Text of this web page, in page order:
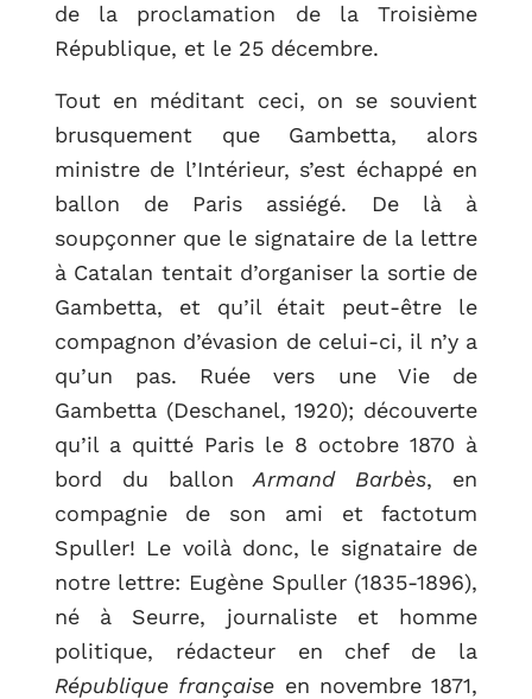
de la proclamation de la Troisième
République, et le 25 décembre.
Tout en méditant ceci, on se souvient
brusquement que Gambetta, alors
ministre de l’Intérieur, s’est échappé en
ballon de Paris assiégé. De là à
soupçonner que le signataire de la lettre
à Catalan tentait d’organiser la sortie de
Gambetta, et qu’il était peut-être le
compagnon d’évasion de celui-ci, il n’y a
qu’un pas. Ruée vers une Vie de
Gambetta (Deschanel, 1920); découverte
qu’il a quitté Paris le 8 octobre 1870 à
bord du ballonArmand Barbès, en
compagnie de son ami et factotum
Spuller! Le voilà donc, le signataire de
notre lettre: Eugène Spuller (1835-1896),
né à Seurre, journaliste et homme
politique, rédacteur en chef de la
République française en novembre 1871,